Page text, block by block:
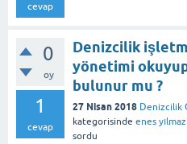
cevap
0
oy
1
cevap
Denizcilik
yönetimi
bulunur mu ?
27 Nisan 2018 Denizcilik
kategorisinde enes yılmaz
sordu